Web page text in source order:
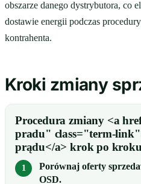
obszarze danego dystrybutora, co
dostawie energii podczas
kontrahenta.
Kroki zmiany
Procedura zmiany <a
pradu" class="term-
prądu</a> krok po kroku
Porównaj oferty
OSD.